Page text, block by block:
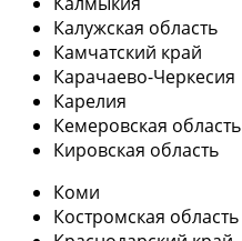
Калужская область
Камчатский край
Карачаево-Черкесия
Карелия
Кемеровская область
Кировская область
Коми
Костромская область